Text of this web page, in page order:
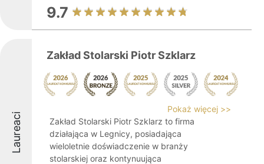
9.7
Laureaci
Zakład Stolarski Piotr Szklarz
Pokaż więcej >>
Zakład Stolarski Piotr Szklarz to firma
działająca w Legnicy, posiadająca
wieloletnie doświadczenie w branży
stolarskiej oraz kontynuująca